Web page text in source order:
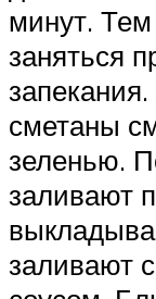
минут.
заняться
сметаны
зеленью.
заливают
заливают